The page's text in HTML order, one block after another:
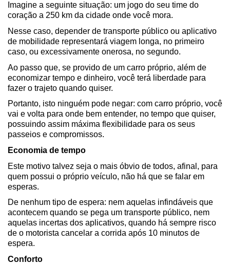
Imagine a seguinte situação: um jogo do seu time do
coração a 250 km da cidade onde você mora.
Nesse caso, depender de transporte público ou aplicativo
de mobilidade representará viagem longa, no primeiro
caso, ou excessivamente onerosa, no segundo.
Ao passo que, se provido de um carro próprio, além de
economizar tempo e dinheiro, você terá liberdade para
fazer o trajeto quando quiser.
Portanto, isto ninguém pode negar: com carro próprio, você
vai e volta para onde bem entender, no tempo que quiser,
possuindo assim máxima flexibilidade para os seus
passeios e compromissos.
Economia de tempo
Este motivo talvez seja o mais óbvio de todos, afinal, para
quem possui o próprio veículo, não há que se falar em
esperas.
De nenhum tipo de espera: nem aquelas infindáveis que
acontecem quando se pega um transporte público, nem
aquelas incertas dos aplicativos, quando há sempre risco
de o motorista cancelar a corrida após 10 minutos de
espera.
Conforto